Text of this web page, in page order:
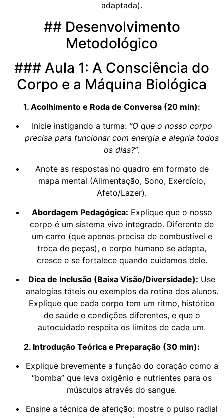
adaptada).
## Desenvolvimento
Metodológico
### Aula 1: A Consciência do
Corpo e a Máquina Biológica
1. Acolhimento e Roda de Conversa (20 min):
Inicie instigando a turma: “O que o nosso corpo
precisa para funcionar com energia e alegria todos
os dias?”.
Anote as respostas no quadro em formato de
mapa mental (Alimentação, Sono, Exercício,
Afeto/Lazer).
Abordagem Pedagógica: Explique que o nosso
corpo é um sistema vivo integrado. Diferente de
um carro (que apenas precisa de combustível e
troca de peças), o corpo humano se adapta,
cresce e se fortalece quando cuidamos dele.
Dica de Inclusão (Baixa Visão/Diversidade): Use
analogias táteis ou exemplos da rotina dos alunos.
Explique que cada corpo tem um ritmo, histórico
de saúde e condições diferentes, e que o
autocuidado respeita os limites de cada um.
2. Introdução Teórica e Preparação (30 min):
Explique brevemente a função do coração como a
“bomba” que leva oxigênio e nutrientes para os
músculos através do sangue.
Ensine a técnica de aferição: mostre o pulso radial